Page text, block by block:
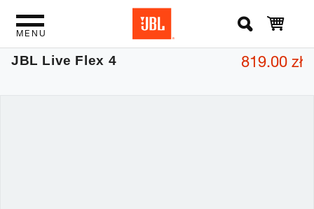
MENU
JBL Live Flex 4 819.00 zł